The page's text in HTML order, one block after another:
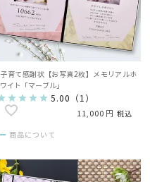
子育て感謝状【お写真2枚】メモリアルホ
ワイト「マーブル」
5.00 （ 1 ）
11,000 税込
商品について